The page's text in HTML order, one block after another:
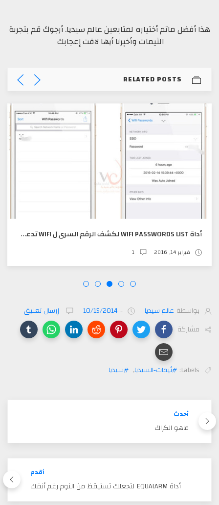
هذا أفضل ماتم أختياره لمتابعين عالم سيديا. أرجوك قم بتجربة
الثيمات وأخبِرنا أيها لاقت إعجابك
RELATED POSTS
أداة WIFI PASSWORDS LIST لكشف الرقم السري ل WIFI تدعم IOS 9XX
فبراير 14, 2016 1
بواسطة عالم سيديا -
10/15/2014
إرسال تعليق
مشاركة
Labels: #ثيمات-السيديا, #سيديا
أحدث
ماهو الكراك
أقدم
أداة EQUALARM لتجعلك تستيقظ من النوم رغم أنفك